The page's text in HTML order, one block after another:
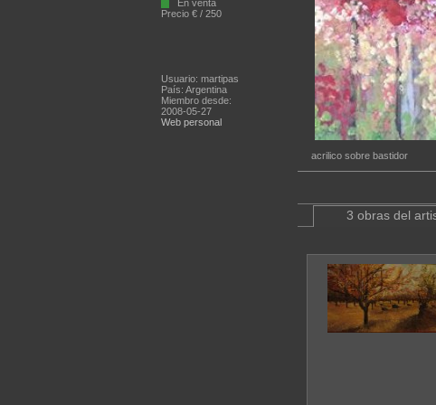
En venta
Precio € / 250
Usuario: martipas
País: Argentina
Miembro desde:
2008-05-27
Web personal
acrilico sobre bastidor
3 obras del